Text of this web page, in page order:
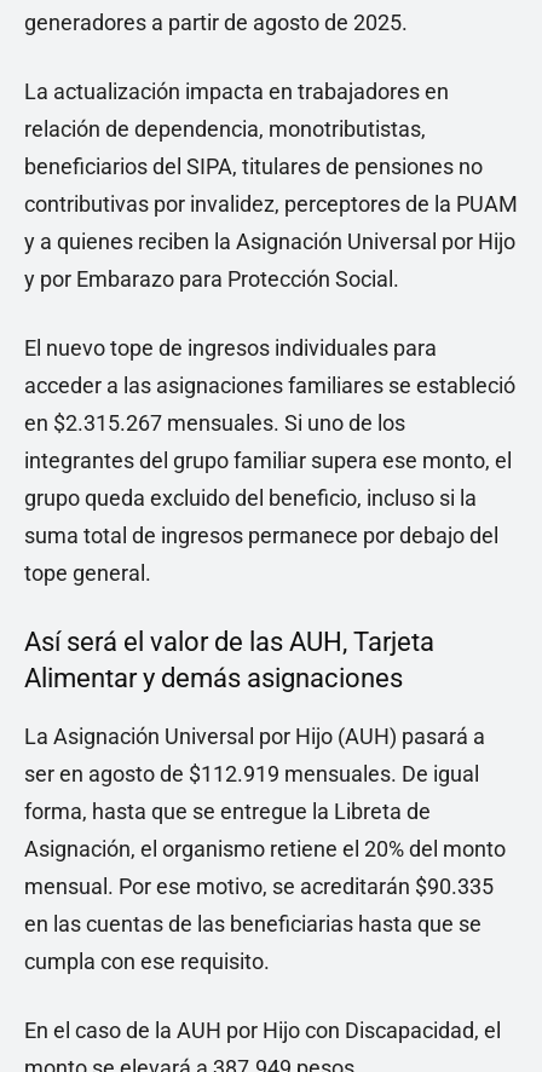
generadores a partir de agosto de 2025.
La actualización impacta en trabajadores en
relación de dependencia, monotributistas,
beneficiarios del SIPA, titulares de pensiones no
contributivas por invalidez, perceptores de la PUAM
y a quienes reciben la Asignación Universal por Hijo
y por Embarazo para Protección Social.
El nuevo tope de ingresos individuales para
acceder a las asignaciones familiares se estableció
en $2.315.267 mensuales. Si uno de los
integrantes del grupo familiar supera ese monto, el
grupo queda excluido del beneficio, incluso si la
suma total de ingresos permanece por debajo del
tope general.
Así será el valor de las AUH, Tarjeta
Alimentar y demás asignaciones
La Asignación Universal por Hijo (AUH) pasará a
ser en agosto de $112.919 mensuales. De igual
forma, hasta que se entregue la Libreta de
Asignación, el organismo retiene el 20% del monto
mensual. Por ese motivo, se acreditarán $90.335
en las cuentas de las beneficiarias hasta que se
cumpla con ese requisito.
En el caso de la AUH por Hijo con Discapacidad, el